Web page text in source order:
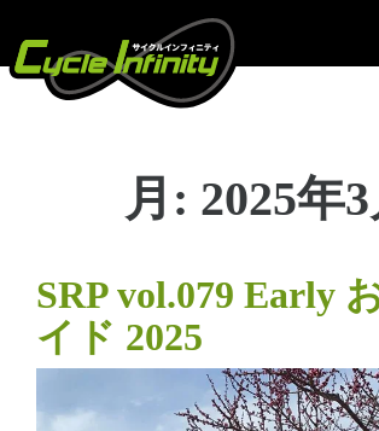
テ
月: 2025年3
SRP vol.079 Early
イド 2025